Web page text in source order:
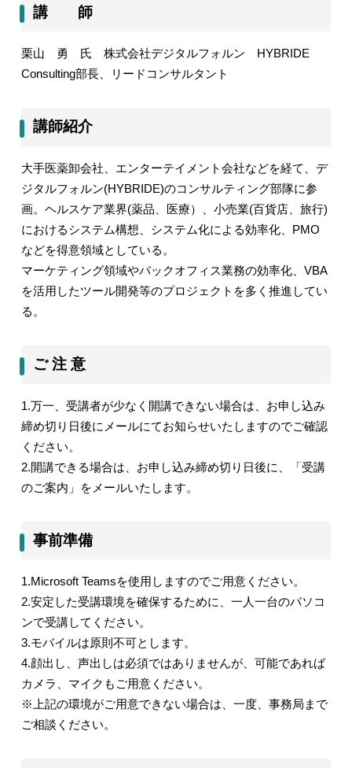
講 師
栗山 勇 氏 株式会社デジタルフォルン HYBRIDE
Consulting部長、リードコンサルタント
講師紹介
大手医薬卸会社、エンターテイメント会社などを経て、デ
ジタルフォルン(HYBRIDE)のコンサルティング部隊に参
画。ヘルスケア業界(薬品、医療）、小売業(百貨店、旅行)
におけるシステム構想、システム化による効率化、 PMO
などを得意領域としている。
マーケティング領域やバックオフィス業務の効率化、 VBA
を活用したツール開発等のプロジェクトを多く推進してい
る。
ご 注 意
1.万一、受講者が少なく開講できない場合は、お申し込み
締め切り日後にメールにてお知らせいたしますのでご確認
ください。
2.開講できる場合は、お申し込み締め切り日後に、「受講
のご案内」をメールいたします。
事前準備
1.Microsoft Teamsを使用しますのでご用意ください。
2.安定した受講環境を確保するために、一人一台のパソコ
ンで受講してください。
3.モバイルは原則不可とします。
4.顔出し、声出しは必須ではありませんが、可能であれば
カメラ、マイクもご用意ください。
※上記の環境がご用意できない場合は、一度、事務局まで
ご相談ください。